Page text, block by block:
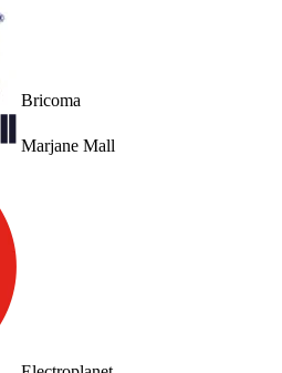
Bricoma
Marjane Mall